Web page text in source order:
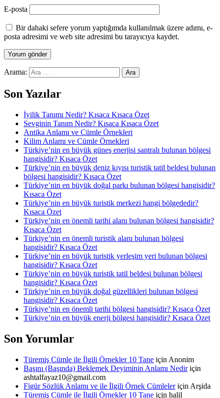
E-posta
Bir dahaki sefere yorum yaptığımda kullanılmak üzere adımı, e-
posta adresimi ve web site adresimi bu tarayıcıya kaydet.
Arama:
Son Yazılar
İyilik Tanımı Nedir? Kısaca Kısaca Özet
Sevginin Tanım Nedir? Kısaca Kısaca Özet
Antika Anlamı ve Cümle Örnekleri
Kilim Anlamı ve Cümle Örnekleri
Türkiye’nin en büyük güneş enerjisi santralı bulunan bölgesi
hangisidir? Kısaca Özet
Türkiye’nin en büyük deniz kıyısı turistik tatil beldesi bulunan
bölgesi hangisidir? Kısaca Özet
Türkiye’nin en büyük doğal parkı bulunan bölgesi hangisidir?
Kısaca Özet
Türkiye’nin en büyük turistik merkezi hangi bölgededir?
Kısaca Özet
Türkiye’nin en önemli tarihi alanı bulunan bölgesi hangisidir?
Kısaca Özet
Türkiye’nin en önemli turistik alanı bulunan bölgesi
hangisidir? Kısaca Özet
Türkiye’nin en büyük turistik yerleşim yeri bulunan bölgesi
hangisidir? Kısaca Özet
Türkiye’nin en büyük turistik tatil beldesi bulunan bölgesi
hangisidir? Kısaca Özet
Türkiye’nin en büyük doğal güzellikleri bulunan bölgesi
hangisidir? Kısaca Özet
Türkiye’nin en önemli tarihi bölgesi hangisidir? Kısaca Özet
Türkiye’nin en büyük enerji bölgesi hangisidir? Kısaca Özet
Son Yorumlar
Türemiş Cümle ile İlgili Örnekler 10 Tane için Anonim
Başını (Başında) Beklemek Deyiminin Anlamı Nediriçin
ashtalfayaz10@gmail.com
Figür Sözlük Anlamı ve ile İlgili Örnek Cümleleriçin Arşida
Türemiş Cümle ile İlgili Örnekler 10 Tane için halil